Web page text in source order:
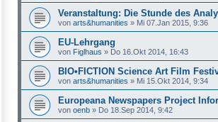
Veranstaltung: Die Stunde des
von arts&humanities » Mi 07.Jan 2015, 9:36
EU-Lehrgang
von Figlhaus » Do 16.Okt 2014, 16:43
BIO•FICTION Science Art Film
von arts&humanities » Mi 15.Okt 2014, 9:34
Europeana Newspapers Project
von oenb » Do 18.Sep 2014, 9:42